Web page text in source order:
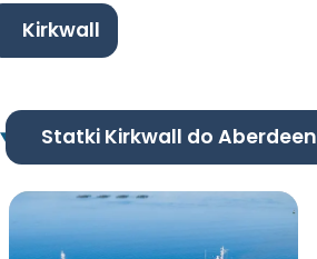
Kirkwall
Statki Kirkwall do Aberdeen